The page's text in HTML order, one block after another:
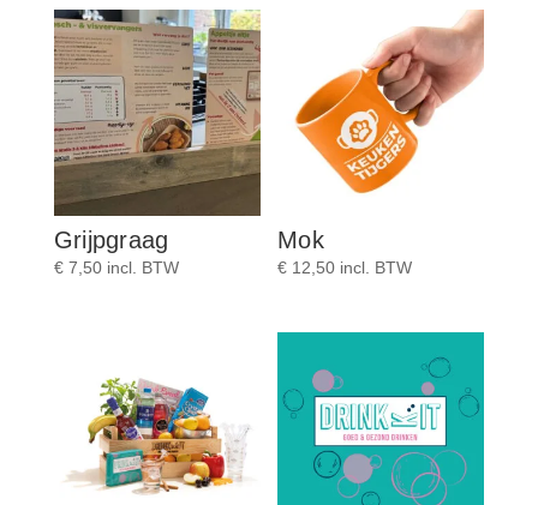
Grijpgraag
€7,50 incl. BTW
Mok
€ 12,50 incl. BTW